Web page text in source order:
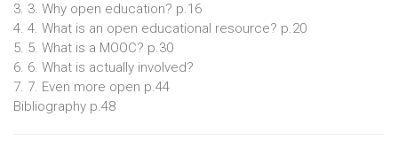
3. 3. Why open education? p.16
4. 4. What is an open educational resource? p.20
5. 5. What is a MOOC? p.30
6. 6. What is actually involved?
7. 7. Even more open p.44
Bibliography p.48